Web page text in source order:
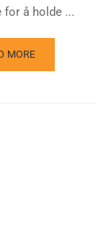
å holde ...
MORE